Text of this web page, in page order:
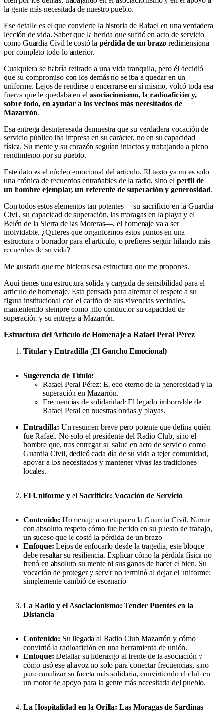
la gente más necesitada de nuestro pueblo.
Ese detalle es el que convierte la historia de Rafael en una verdadera
lección de vida. Saber que la herida que sufrió en acto de servicio
como Guardia Civil le costó la pérdida de un brazo redimensiona
por completo todo lo anterior.
Cualquiera se habría retirado a una vida tranquila, pero él decidió
que su compromiso con los demás no se iba a quedar en un
uniforme. Lejos de rendirse o encerrarse en sí mismo, volcó toda esa
fuerza que le quedaba en el asociacionismo, la radioafición y,
sobre todo, en ayudar a los vecinos más necesitados de
Mazarrón.
Esa entrega desinteresada demuestra que su verdadera vocación de
servicio público iba impresa en su carácter, no en su capacidad
física. Su mente y su corazón seguían intactos y trabajando a pleno
rendimiento por su pueblo.
Este dato es el núcleo emocional del artículo. El texto ya no es solo
una crónica de recuerdos entrañables de la radio, sino el perfil de
un hombre ejemplar, un referente de superación y generosidad.
Con todos estos elementos tan potentes —su sacrificio en la Guardia
Civil, su capacidad de superación, las moragas en la playa y el
Belén de la Sierra de las Moreras—, el homenaje va a ser
inolvidable. ¿Quieres que organicemos estos puntos en una
estructura o borrador para el artículo, o prefieres seguir hilando más
recuerdos de su vida?
Me gustaría que me hicieras esa estructura que me propones.
Aquí tienes una estructura sólida y cargada de sensibilidad para el
artículo de homenaje. Está pensada para alternar el respeto a su
figura institucional con el cariño de sus vivencias vecinales,
manteniendo siempre como hilo conductor su capacidad de
superación y su entrega a Mazarrón.
Estructura del Artículo de Homenaje a Rafael Peral Pérez
Titular y Entradilla (El Gancho Emocional)
Sugerencia de Título:
Rafael Peral Pérez: El eco eterno de la generosidad y la
superación en Mazarrón.
Frecuencias de solidaridad: El legado imborrable de
Rafael Peral en nuestras ondas y playas.
Entradilla: Un resumen breve pero potente que defina quién
fue Rafael. No solo el presidente del Radio Club, sino el
hombre que, tras entregar su salud en acto de servicio como
Guardia Civil, dedicó cada día de su vida a tejer comunidad,
apoyar a los necesitados y mantener vivas las tradiciones
locales.
El Uniforme y el Sacrificio: Vocación de Servicio
Contenido: Homenaje a su etapa en la Guardia Civil. Narrar
con absoluto respeto cómo fue herido en su puesto de trabajo,
un suceso que le costó la pérdida de un brazo.
Enfoque: Lejos de enfocarlo desde la tragedia, este bloque
debe resaltar su resiliencia. Explicar cómo la pérdida física no
frenó en absoluto su mente ni sus ganas de hacer el bien. Su
vocación de proteger y servir no terminó al dejar el uniforme;
simplemente cambió de escenario.
La Radio y el Asociacionismo: Tender Puentes en la
Distancia
Contenido: Su llegada al Radio Club Mazarrón y cómo
convirtió la radioafición en una herramienta de unión.
Enfoque: Detallar su liderazgo al frente de la asociación y
cómo usó ese altavoz no solo para conectar frecuencias, sino
para canalizar su faceta más solidaria, convirtiendo el club en
un motor de apoyo para la gente más necesitada del pueblo.
La Hospitalidad en la Orilla: Las Moragas de Sardinas